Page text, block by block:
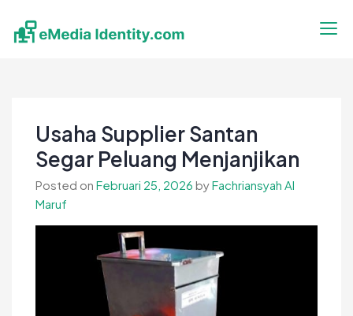
content
Usaha Supplier Santan
Segar Peluang Menjanjikan
Posted on Februari 25, 2026 byFachriansyah Al
Maruf